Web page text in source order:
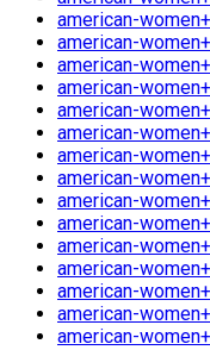
american-
american-
american-
american-
american-
american-
american-
american-
american-
american-
american-
american-
american-
american-
american-